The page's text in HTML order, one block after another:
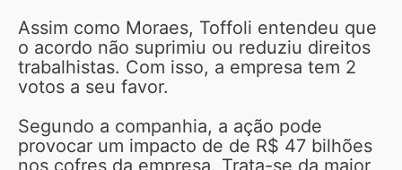
Assim como Moraes, Toffoli entendeu que
o acordo não suprimiu ou reduziu direitos
trabalhistas. Com isso, a empresa tem 2
votos a seu favor.
Segundo a companhia, a ação pode
provocar um impacto de de R$ 47 bilhões
nos cofres da empresa. Trata-se da maior